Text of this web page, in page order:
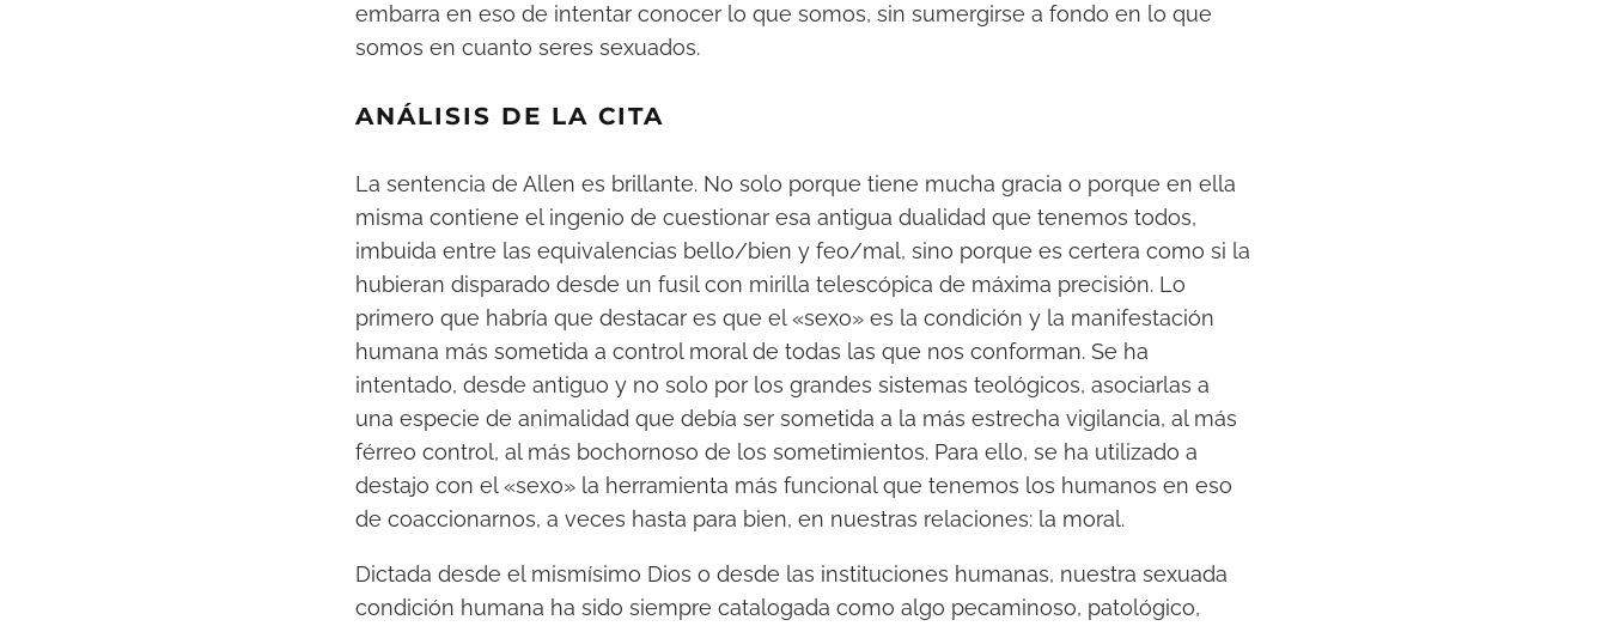
embarra en eso de intentar conocer lo que somos, sin sumergirse a fondo en lo que
somos en cuanto seres sexuados.
ANÁLISIS DE LA CITA
La sentencia de Allen es brillante. No solo porque tiene mucha gracia o porque en ella
misma contiene el ingenio de cuestionar esa antigua dualidad que tenemos todos,
imbuida entre las equivalencias bello/bien y feo/mal, sino porque es certera como si la
hubieran disparado desde un fusil con mirilla telescópica de máxima precisión. Lo
primero que habría que destacar es que el «sexo» es la condición y la manifestación
humana más sometida a control moral de todas las que nos conforman. Se ha
intentado, desde antiguo y no solo por los grandes sistemas teológicos, asociarlas a
una especie de animalidad que debía ser sometida a la más estrecha vigilancia, al más
férreo control, al más bochornoso de los sometimientos. Para ello, se ha utilizado a
destajo con el «sexo» la herramienta más funcional que tenemos los humanos en eso
de coaccionarnos, a veces hasta para bien, en nuestras relaciones: la moral.
Dictada desde el mismísimo Dios o desde las instituciones humanas, nuestra sexuada
condición humana ha sido siempre catalogada como algo pecaminoso, patológico,